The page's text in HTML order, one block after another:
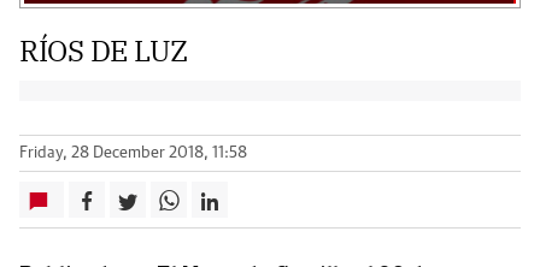
RÍOS DE LUZ
Friday, 28 December 2018, 11:58